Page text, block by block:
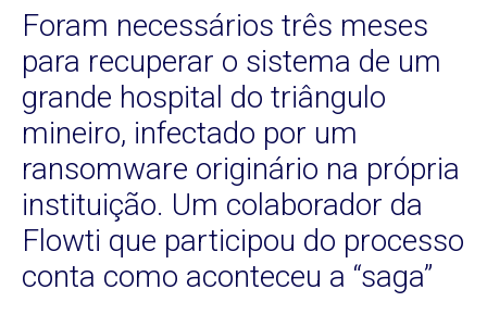
Foram necessários três meses
para recuperar o sistema de um
grande hospital do triângulo
mineiro, infectado por um
ransomware originário na própria
instituição. Um colaborador da
Flowti que participou do processo
conta como aconteceu a “saga”